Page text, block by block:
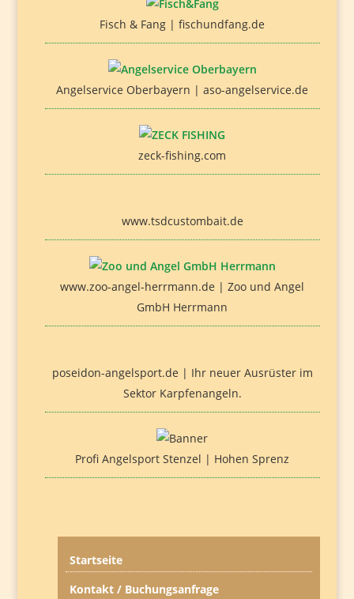
Fisch & Fang | fischundfang.de
Angelservice Oberbayern | aso-angelservice.de
zeck-fishing.com
www.tsdcustombait.de
www.zoo-angel-herrmann.de | Zoo und Angel
GmbH Herrmann
poseidon-angelsport.de | Ihr neuer Ausrüster im
Sektor Karpfenangeln.
Profi Angelsport Stenzel | Hohen Sprenz
Startseite
Kontakt / Buchungsanfrage